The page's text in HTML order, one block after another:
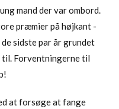
mand der var ombord.
præmier på højkant -
sidste par år grundet
Forventningerne til
at forsøge at fange